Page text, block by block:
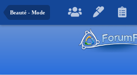
Beauté - Mode